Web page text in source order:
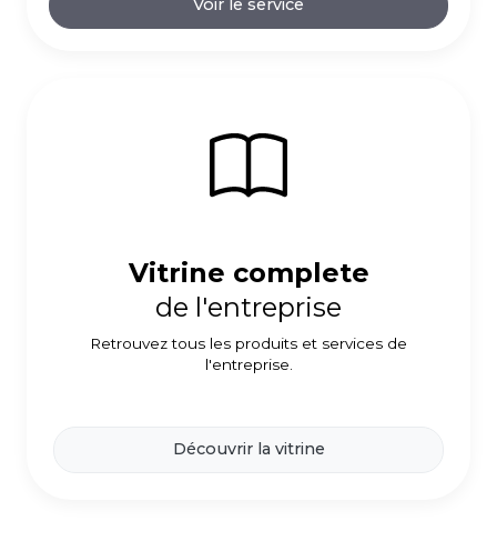
Voir le service
Vitrine complete
de l'entreprise
Retrouvez tous les produits et services de
l'entreprise.
Découvrir la vitrine